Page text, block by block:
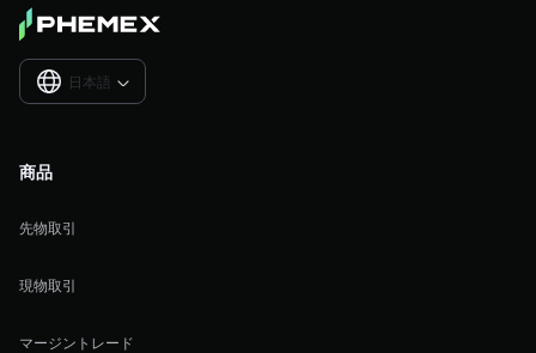
日本語 
商品
先物取引
現物取引
マージントレード